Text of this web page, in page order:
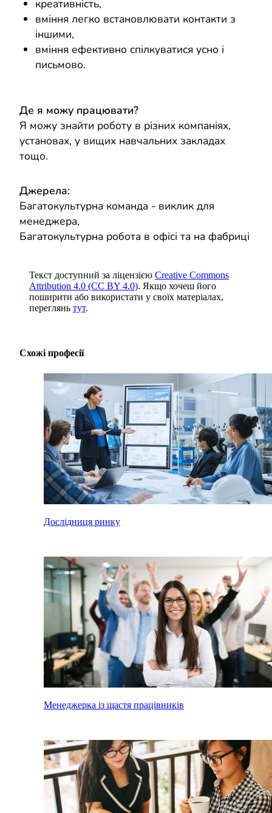
креативність,
вміння легко встановлювати контакти з
іншими,
вміння ефективно спілкуватися усно і
письмово.
Де я можу працювати?
Я можу знайти роботу в різних компаніях,
установах, у вищих навчальних закладах
тощо.
Джерела:
Багатокультурна команда - виклик для
менеджера,
Багатокультурна робота в офісі та на фабриці
Текст доступний за ліцензією Creative Commons
Attribution 4.0 (CC BY 4.0). Якщо хочеш його
поширити або використати у своїх матеріалах,
переглянь тут.
Схожі професії
Дослідниця ринку
Менеджерка із щастя працівників